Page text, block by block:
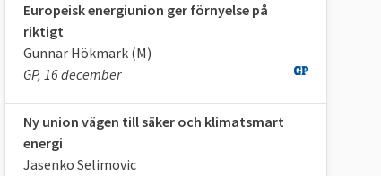
Europeisk energiunion ger förnyelse på
riktigt
Gunnar Hökmark (M)
GP, 16 december
Ny union vägen till säker och klimatsmart
energi
Jasenko Selimovic